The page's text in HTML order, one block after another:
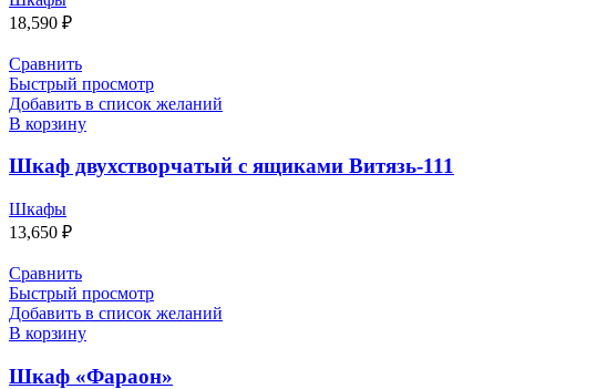
18,590 ₽
Сравнить
Быстрый просмотр
Добавить в список желаний
В корзину
Шкаф двухстворчатый с ящиками Витязь-111
Шкафы
13,650 ₽
Сравнить
Быстрый просмотр
Добавить в список желаний
В корзину
Шкаф «Фараон»